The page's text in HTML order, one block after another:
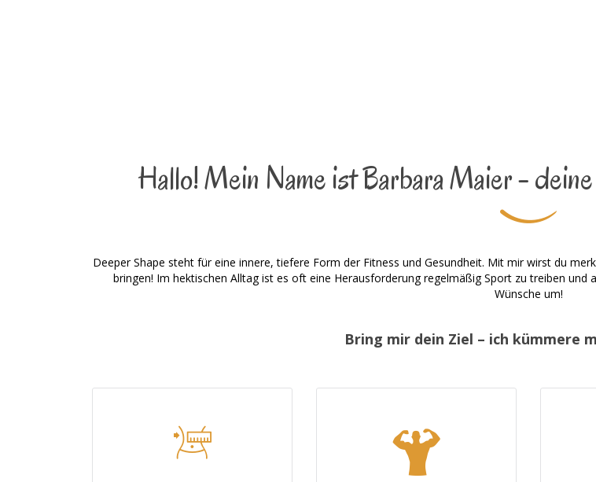
Hallo! Mein Name ist Barbara Maier -
Deeper Shape steht für eine innere, tiefere Form der Fitness und Gesundheit. Mit mir wirst du
bringen! Im hektischen Alltag ist es oft eine Herausforderung regelmäßig Sport zu treiben und
Wünsche um!
Bring mir dein Ziel – ich kümmere